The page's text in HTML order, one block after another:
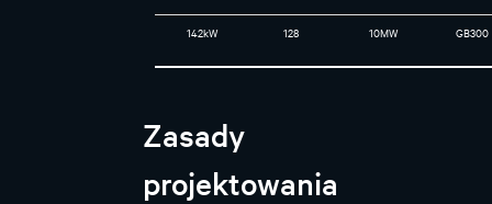
142kW 128 10MW GB300
Zasady
projektowania